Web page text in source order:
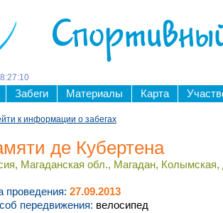
:27:10
Забеги Материалы Карта
к информации о забегах
де Кубертена
Магаданская обл., Магадан, Колымская,
проведения: 27.09.2013
передвижения: велосипед